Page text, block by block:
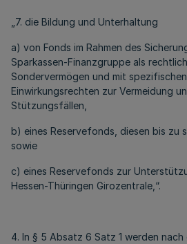
„7. die Bildung und Unterhaltung
a) von Fonds im Rahmen des
Sparkassen-Finanzgruppe als
Sondervermögen und mit
Einwirkungsrechten zur Vermeidung
Stützungsfällen,
b) eines Reservefonds, diesen bis zu
sowie
c) eines Reservefonds zur
Hessen-Thüringen Girozentrale,“.
4. In § 5 Absatz 6 Satz 1 werden nach